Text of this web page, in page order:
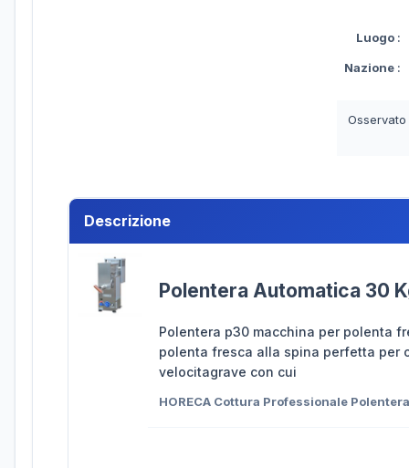
Luogo :
Nazione :
Descrizione
Polentera Automatica 30
Polentera p30 macchina per polenta
polenta fresca alla spina perfetta per
velocitagrave con cui
HORECA Cottura Professionale